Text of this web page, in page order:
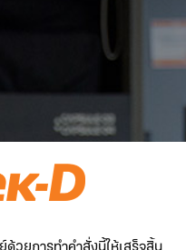
วยการทำคำสั่งนี้ให้เสร็จสิ้น